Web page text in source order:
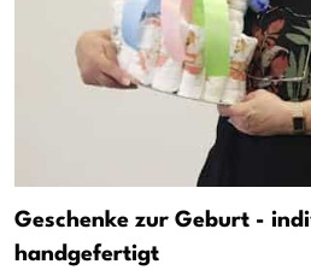
Geschenke zur Geburt -
handgefertigt